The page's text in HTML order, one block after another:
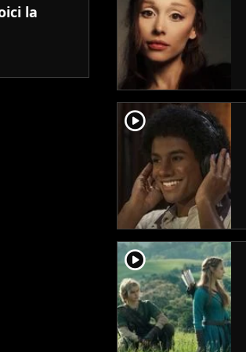
la
player2
player2